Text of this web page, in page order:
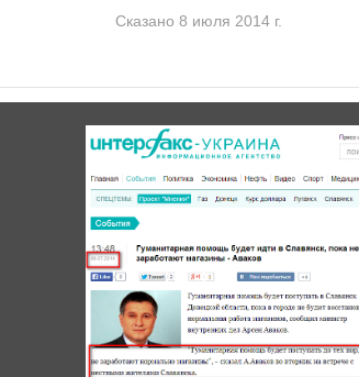
Сказано 8 июля 2014 г.